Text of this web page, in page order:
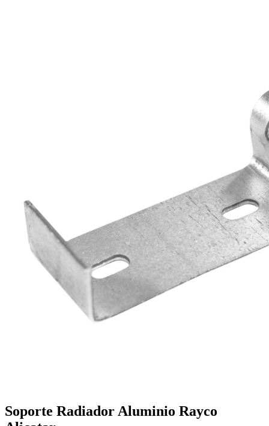
Soporte Radiador Aluminio Rayco